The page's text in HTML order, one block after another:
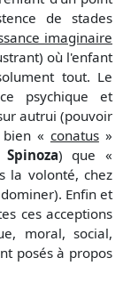
de stades
imaginaire
où l'enfant
tout. Le
psychique et
autrui (pouvoir
« conatus»
Spinoza) que «
la volonté, chez
Enfin et
ces acceptions
moral, social,
posés à propos